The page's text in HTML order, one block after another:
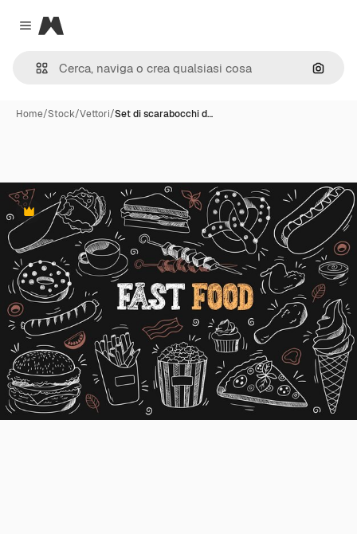
Close menu
Magnific
Cerca
Home/Stock/Vettori/Set di scarabocchi d…
Premium